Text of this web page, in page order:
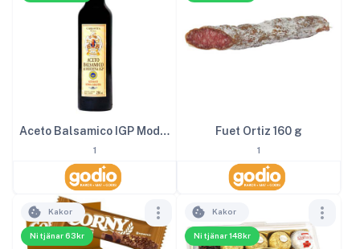
Aceto Balsamico IGP Modena 2
1
Fuet Ortiz 160 g
1
Ni tjänar 63kr
Kakor
Ni tjänar 148kr
Kakor